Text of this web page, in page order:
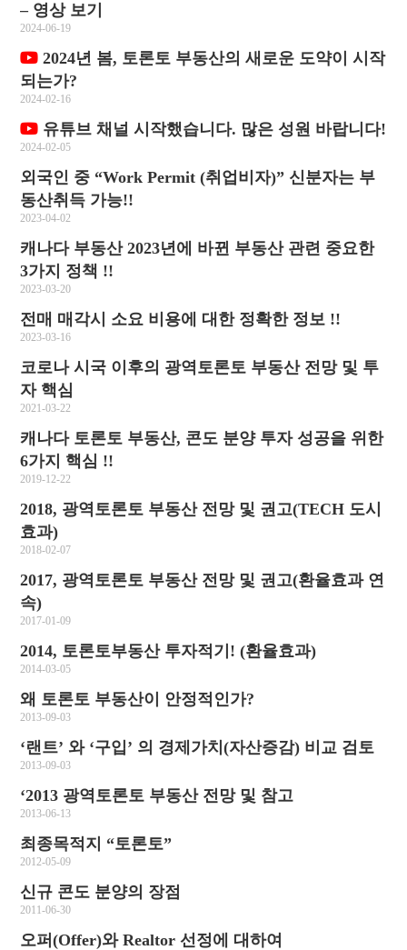
– 영상 보기
2024-06-19
2024년 봄, 토론토 부동산의 새로운 도약이 시작
되는가?
2024-02-16
유튜브 채널 시작했습니다. 많은 성원 바랍니다!
2024-02-05
외국인 중 “Work Permit (취업비자)” 신분자는 부
동산취득 가능!!
2023-04-02
캐나다 부동산 2023년에 바뀐 부동산 관련 중요한
3가지 정책 !!
2023-03-20
전매 매각시 소요 비용에 대한 정확한 정보 !!
2023-03-16
코로나 시국 이후의 광역토론토 부동산 전망 및 투
자 핵심
2021-03-22
캐나다 토론토 부동산, 콘도 분양 투자 성공을 위한
6가지 핵심 !!
2019-12-22
2018, 광역토론토 부동산 전망 및 권고(TECH 도시
효과)
2018-02-07
2017, 광역토론토 부동산 전망 및 권고(환율효과 연
속)
2017-01-09
2014, 토론토부동산 투자적기! (환율효과)
2014-03-05
왜 토론토 부동산이 안정적인가?
2013-09-03
‘랜트’ 와 ‘구입’ 의 경제가치(자산증감) 비교 검토
2013-09-03
‘2013 광역토론토 부동산 전망 및 참고
2013-06-13
최종목적지 “토론토”
2012-05-09
신규 콘도 분양의 장점
2011-06-30
오퍼(Offer)와 Realtor 선정에 대하여